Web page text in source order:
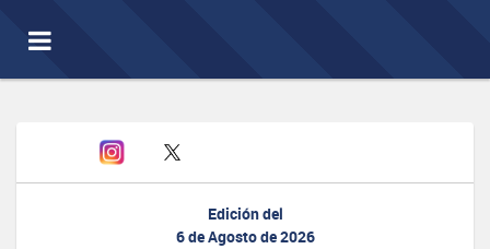
Toggle
navigation
Edición del
6 de Agosto de 2026